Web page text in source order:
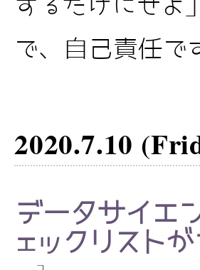
するだけにせよ
で、自己責任で
2020.7.10
データサイエ
ェックリスト